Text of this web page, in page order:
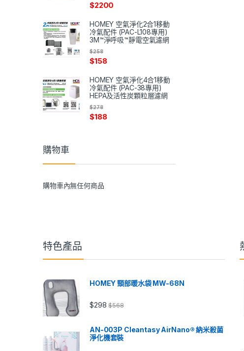
$2200
HOMEY 空氣淨化2合1移動
冷氣配件 (PAC-L108專用)
3M™淨呼吸™靜電空氣濾網
$158
$258
HOMEY 空氣淨化4合1移動
冷氣配件 (PAC-38專用)
HEPA及活性炭顆粒層濾網
$188
$278
購物車
購物車內無任何商品
特色產品
HOMEY 頸部暖水袋 MW-68N
$298 $568
AN-003P Cleantasy AirNano® 納米殺菌
淨化機套裝